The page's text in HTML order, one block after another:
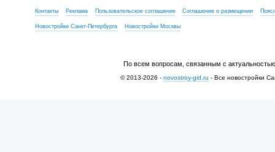
Контакты Реклама Пользовательское соглашение Соглашение о размещении
Новостройки Санкт-Петербурга Новостройки Москвы
По всем вопросам, связанным с
© 2013-2026 - novostroy-gid.ru - Все новостройки